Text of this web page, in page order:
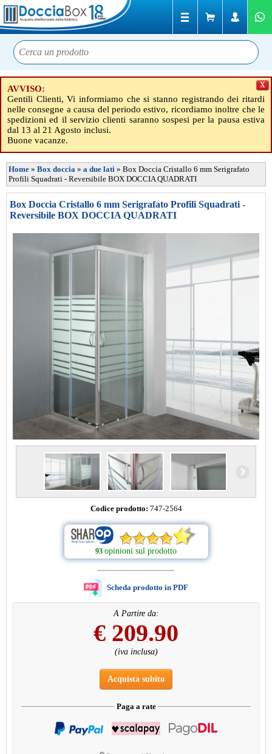
AVVISO:
Gentili Clienti, Vi informiamo che si stanno registrando dei ritardi
nelle consegne a causa del periodo estivo, ricordiamo inoltre che le
spedizioni ed il servizio clienti saranno sospesi per la pausa estiva
dal 13 al 21 Agosto inclusi.
Buone vacanze.
X
Home » Box doccia » a due lati » Box Doccia Cristallo 6 mm Serigrafato
Profili Squadrati - Reversibile BOX DOCCIA QUADRATI
Box Doccia Cristallo 6 mm Serigrafato Profili Squadrati -
Reversibile BOX DOCCIA QUADRATI
Codice prodotto: 747-2564
93 opinioni sul prodotto
Scheda prodotto in PDF
A Partire da:
€ 209.90
(iva inclusa)
Acquista subito
Paga a rate